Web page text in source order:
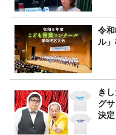
令
ル
き
グ
決定